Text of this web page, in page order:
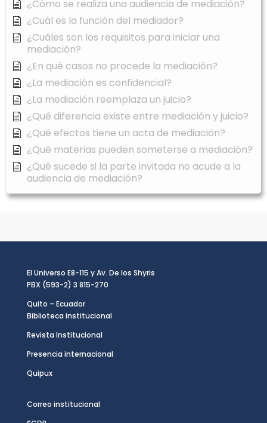
¿Cómo se realiza una audiencia de mediación?
¿Cuál es la función del mediador?
¿Cuáles son los requisitos para iniciar una
mediación?
¿En qué casos no procede la mediación?
¿La mediación es confidencial?
¿La mediación reemplaza un juicio?
¿Qué diferencia existe entre mediación y juicio?
¿Qué efectos tiene un acta de mediación?
¿Qué materias pueden someterse a mediación?
¿Qué sucede si la parte invitada no acude a la
audiencia de mediación?
El Universo E8-115 y Av. De los Shyris
PBX (593-2) 3 815-270
Quito – Ecuador
Biblioteca institucional
Revista Institucional
Presencia internacional
Quipux
Correo institucional